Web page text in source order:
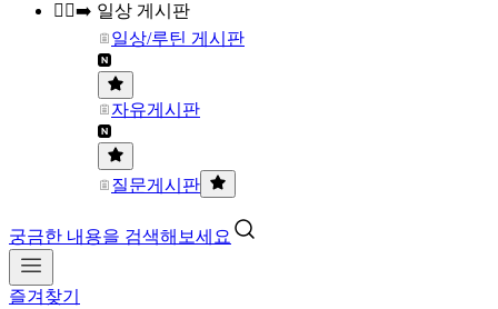
🏃‍♀️‍➡️ 일상 게시판
일상/루틴 게시판
자유게시판
질문게시판
궁금한 내용을 검색해보세요
즐겨찾기